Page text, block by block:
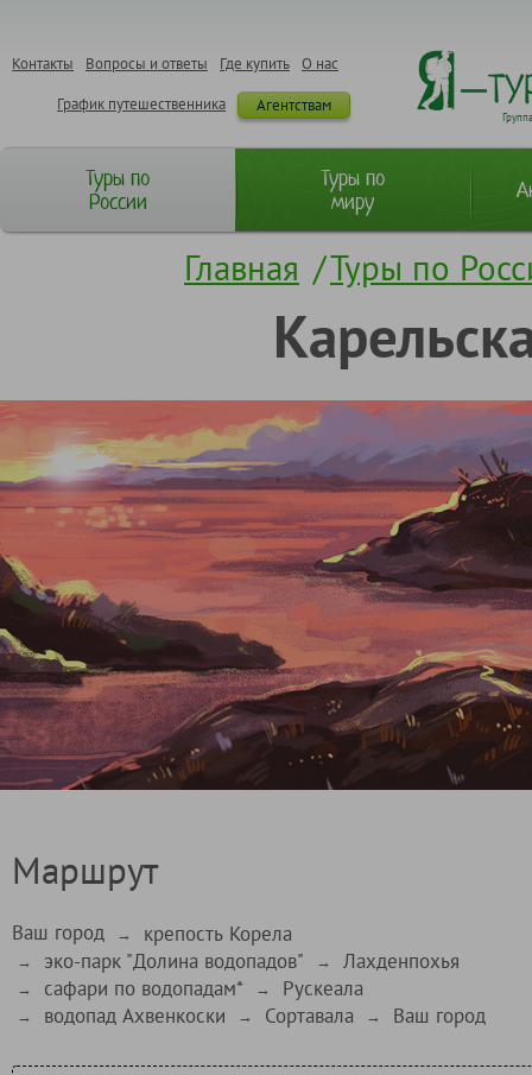
О нас
Где купить
Вопросы и ответы
Контакты
Агентствам
График путешественника
Туры по
России
Туры по
миру
Главная /Туры по
Маршрут
Ваш город → крепость Корела
→ эко-парк "Долина водопадов" → Лахденпохья
→ сафари по водопадам* → Рускеала
→ водопад Ахвенкоски → Сортавала → Ваш город